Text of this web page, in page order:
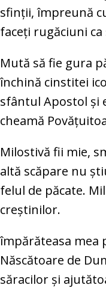
sfinţii, împreună
faceţi rugăciuni
Mută să fie gura
închină cinstitei
sfântul Apostol şi
cheamă
Milostivă fii mie,
altă scăpare nu
felul de păcate.
creştinilor.
împărăteasa mea
Născătoare de
săracilor şi